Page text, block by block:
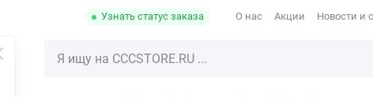
Узнать статус заказа О нас Акции Новости и